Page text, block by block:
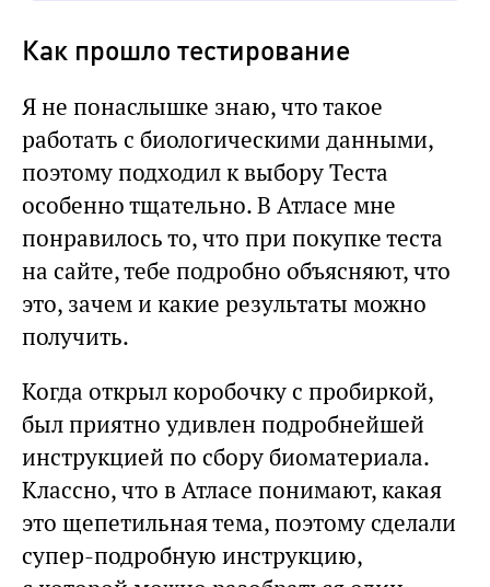
Как прошло тестирование
Я не понаслышке знаю, что такое
работать с биологическими данными,
поэтому подходил к выбору Теста
особенно тщательно. В Атласе мне
понравилось то, что при покупке теста
на сайте, тебе подробно объясняют, что
это, зачем и какие результаты можно
получить.
Когда открыл коробочку с пробиркой,
был приятно удивлен подробнейшей
инструкцией по сбору биоматериала.
Классно, что в Атласе понимают, какая
это щепетильная тема, поэтому сделали
супер-подробную инструкцию,